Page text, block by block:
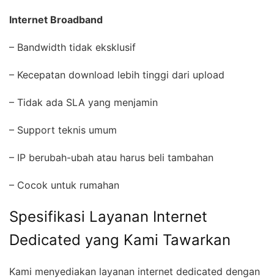
Internet Broadband
– Bandwidth tidak eksklusif
– Kecepatan download lebih tinggi dari upload
– Tidak ada SLA yang menjamin
– Support teknis umum
– IP berubah-ubah atau harus beli tambahan
– Cocok untuk rumahan
Spesifikasi Layanan Internet
Dedicated yang Kami Tawarkan
Kami menyediakan layanan internet dedicated dengan